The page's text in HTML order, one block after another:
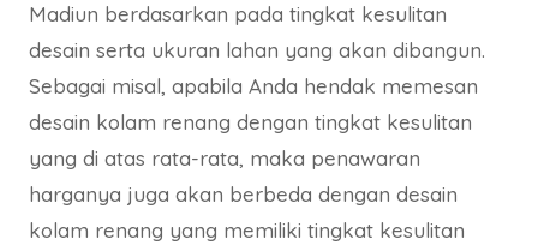
Madiun berdasarkan pada tingkat kesulitan
desain serta ukuran lahan yang akan dibangun.
Sebagai misal, apabila Anda hendak memesan
desain kolam renang dengan tingkat kesulitan
yang di atas rata-rata, maka penawaran
harganya juga akan berbeda dengan desain
kolam renang yang memiliki tingkat kesulitan